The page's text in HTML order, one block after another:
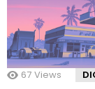
67 Views